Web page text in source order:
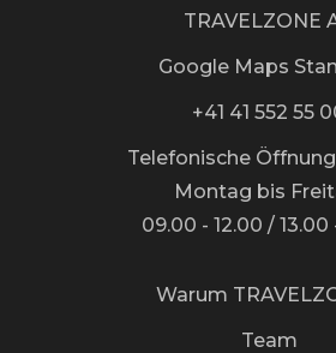
TRAVELZONE
Google Maps
+41 41 552 55
Telefonische
Montag bis
09.00 - 12.00 / 13.00
Warum
Team